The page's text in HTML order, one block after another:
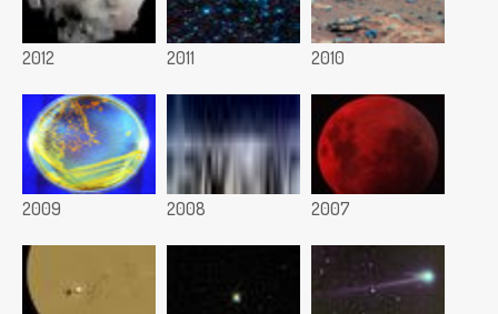
2012 2011 2010
2009 2008 2007